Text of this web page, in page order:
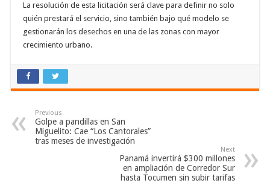
La resolución de esta licitación será clave para definir no solo
quién prestará el servicio, sino también bajo qué modelo se
gestionarán los desechos en una de las zonas con mayor
crecimiento urbano.
Previous
Golpe a pandillas en San
Miguelito: Cae “Los Cantorales”
tras meses de investigación
Next
Panamá invertirá $300 millones
en ampliación de Corredor Sur
hasta Tocumen sin subir tarifas